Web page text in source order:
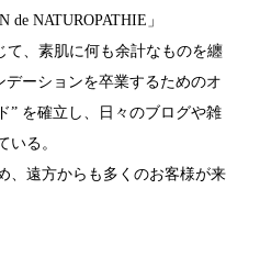
NATUROPATHIE」
て、素肌に何も余計なものを纏
デーションを卒業するためのオ
” を確立し、日々のブログや雑
いる。
、遠方からも多くのお客様が来